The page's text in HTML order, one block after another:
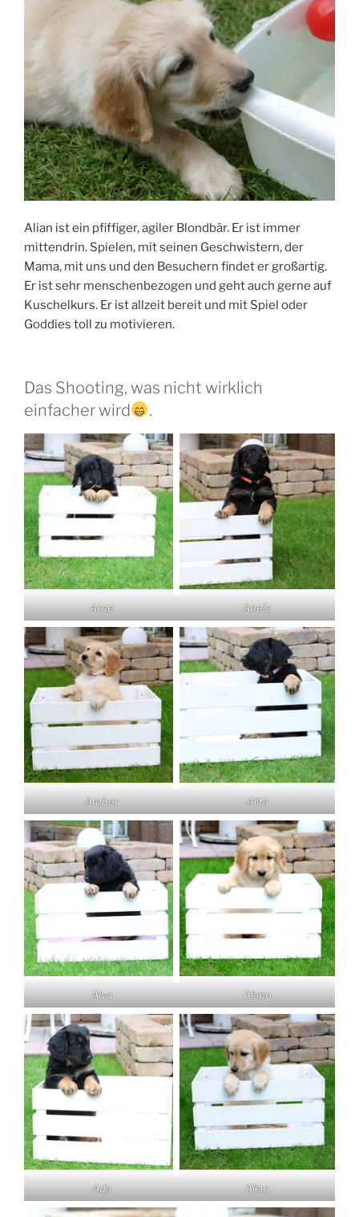
Alian ist ein pfiffiger, agiler Blondbär. Er ist immer
mittendrin. Spielen, mit seinen Geschwistern, der
Mama, mit uns und den Besuchern findet er großartig.
Er ist sehr menschenbezogen und geht auch gerne auf
Kuschelkurs. Er ist allzeit bereit und mit Spiel oder
Goddies toll zu motivieren.
Das Shooting, was nicht wirklich
einfacher wird
.
Arne Anele
Amber Alita
Alva Alano
Ada Alian